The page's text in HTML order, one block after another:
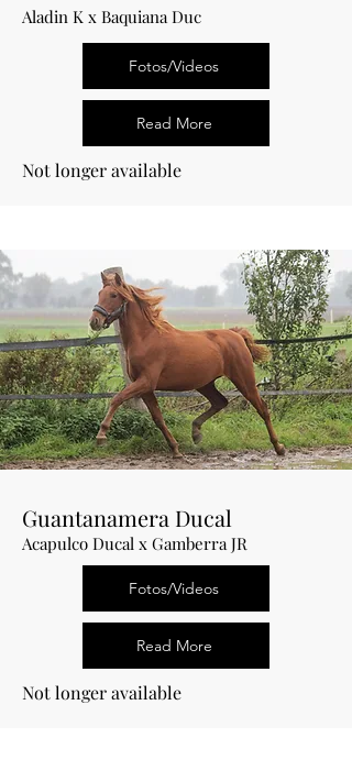
Aladin K x Baquiana Duc
Fotos/Videos
Read More
Not longer available
Guantanamera Ducal
Acapulco Ducal x Gamberra JR
Fotos/Videos
Read More
Not longer available